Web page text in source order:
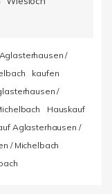
/
kaufen
/
Hauskauf
Aglasterhausen /
/ Michelbach